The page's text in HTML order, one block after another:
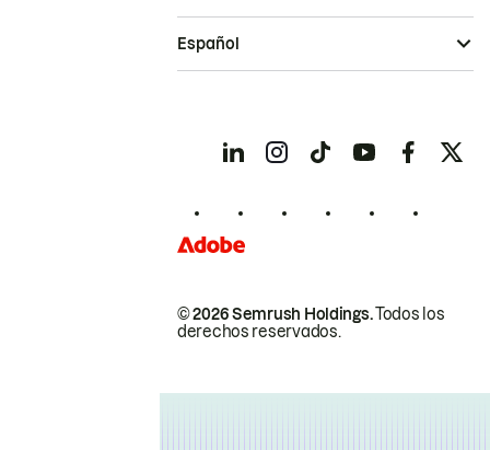
© 2026 Semrush Holdings.Todos los
derechos reservados.
Español